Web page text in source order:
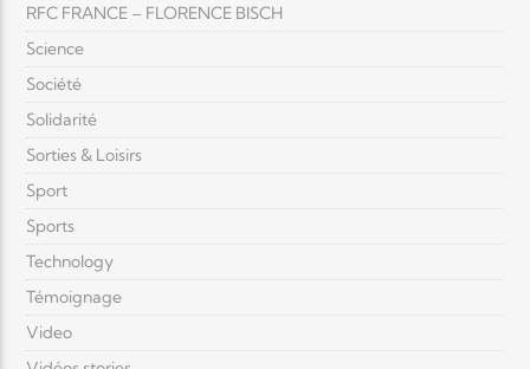
RFC FRANCE – FLORENCE BISCH
Science
Société
Solidarité
Sorties & Loisirs
Sport
Sports
Technology
Témoignage
Video